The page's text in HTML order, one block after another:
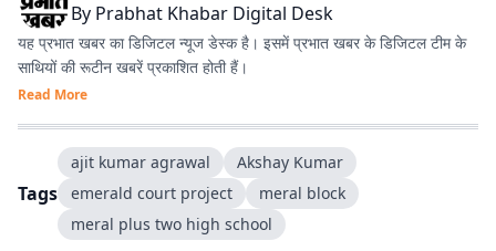
By Prabhat Khabar Digital Desk
यह प्रभात खबर का डिजिटल न्यूज डेस्क है। इसमें प्रभात खबर के डिजिटल टीम के
साथियों की रूटीन खबरें प्रकाशित होती हैं।
Read More
Tags
ajit kumar agrawal
Akshay Kumar
emerald court project
meral block
meral plus two high school